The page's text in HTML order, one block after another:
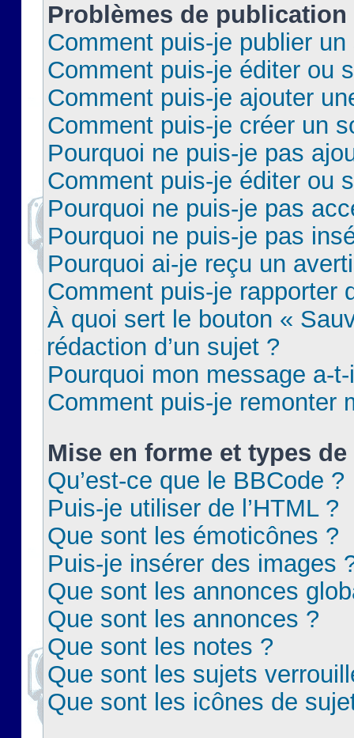
Problèmes de publication
Comment puis-je publier
Comment puis-je éditer ou
Comment puis-je ajouter
Comment puis-je créer un
Pourquoi ne puis-je pas
Comment puis-je éditer ou
Pourquoi ne puis-je pas
Pourquoi ne puis-je pas
Pourquoi ai-je reçu un
Comment puis-je rapporter
À quoi sert le bouton «
rédaction d’un sujet ?
Pourquoi mon message a-
Comment puis-je remonter
Mise en forme et types
Qu’est-ce que le BBCode ?
Puis-je utiliser de l’HTML ?
Que sont les émoticônes ?
Puis-je insérer des images
Que sont les annonces
Que sont les annonces ?
Que sont les notes ?
Que sont les sujets
Que sont les icônes de